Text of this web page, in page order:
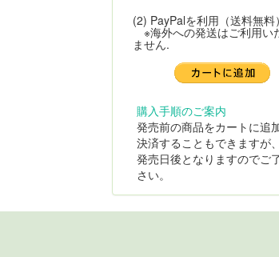
(2) PayPalを利用（送料無料）
※海外への発送はご利用い
ません.
購入手順のご案内
発売前の商品をカートに追
決済することもできますが
発売日後となりますのでご
さい。